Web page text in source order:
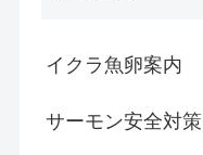
イクラ魚卵案内
サーモン安全対策